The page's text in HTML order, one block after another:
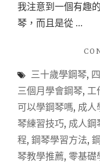
我注意到一個有趣
琴，而且是從 …
三十歲學鋼琴,
三個月學會鋼琴, 工
可以學鋼琴嗎, 成人
琴練習技巧, 成人鋼
程, 鋼琴學習方法,
琴教學推薦, 零基礎